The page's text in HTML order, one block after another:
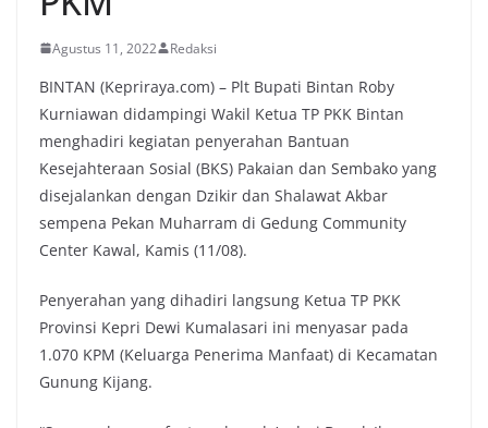
Agustus 11, 2022 Redaksi
BINTAN (Kepriraya.com) – Plt Bupati Bintan Roby
Kurniawan didampingi Wakil Ketua TP PKK Bintan
menghadiri kegiatan penyerahan Bantuan
Kesejahteraan Sosial (BKS) Pakaian dan Sembako yang
disejalankan dengan Dzikir dan Shalawat Akbar
sempena Pekan Muharram di Gedung Community
Center Kawal, Kamis (11/08).
Penyerahan yang dihadiri langsung Ketua TP PKK
Provinsi Kepri Dewi Kumalasari ini menyasar pada
1.070 KPM (Keluarga Penerima Manfaat) di Kecamatan
Gunung Kijang.